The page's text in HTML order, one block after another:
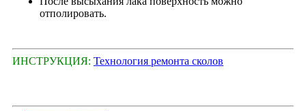
отполировать.
ИНСТРУКЦИЯ: Технология ремонта сколов